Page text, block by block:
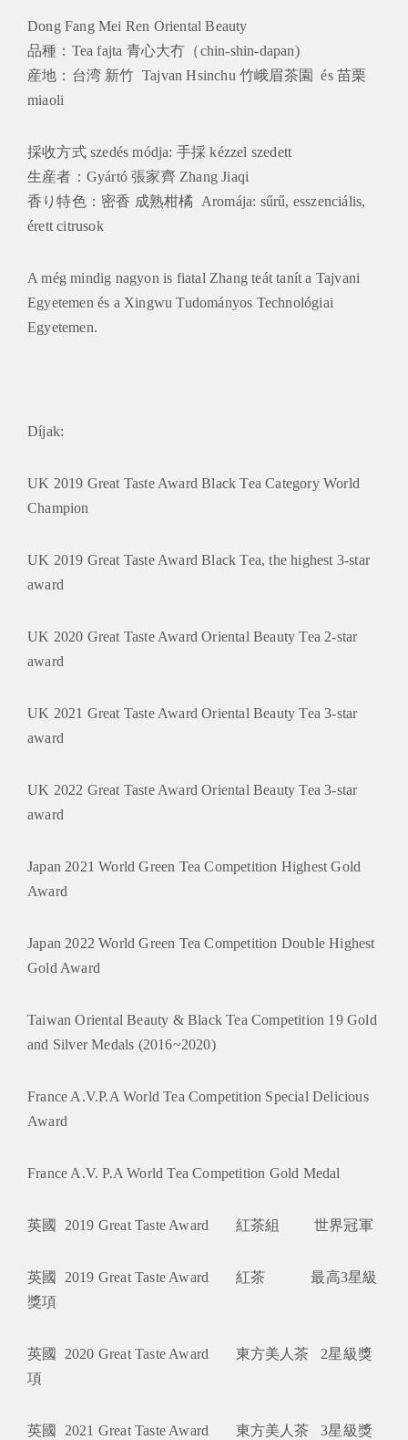
Dong Fang Mei Ren Oriental Beauty
品種：Tea fajta 青心大冇（chin-shin-dapan)
産地：台湾 新竹 Tajvan Hsinchu 竹峨眉茶園 és 苗栗
miaoli
採收方式 szedés módja: 手採 kézzel szedett
生産者：Gyártó 張家齊 Zhang Jiaqi
香り特色：密香 成熟柑橘 Aromája: sűrű, esszenciális,
érett citrusok
A még mindig nagyon is fiatal Zhang teát tanít a Tajvani
Egyetemen és a Xingwu Tudományos Technológiai
Egyetemen.
Díjak:
UK 2019 Great Taste Award Black Tea Category World
Champion
UK 2019 Great Taste Award Black Tea, the highest 3-star
award
UK 2020 Great Taste Award Oriental Beauty Tea 2-star
award
UK 2021 Great Taste Award Oriental Beauty Tea 3-star
award
UK 2022 Great Taste Award Oriental Beauty Tea 3-star
award
Japan 2021 World Green Tea Competition Highest Gold
Award
Japan 2022 World Green Tea Competition Double Highest
Gold Award
Taiwan Oriental Beauty & Black Tea Competition 19 Gold
and Silver Medals (2016~2020)
France A.V.P.A World Tea Competition Special Delicious
Award
France A.V. P.A World Tea Competition Gold Medal
英國 2019 Great Taste Award 紅茶組 世界冠軍
英國 2019 Great Taste Award 紅茶 最高3星級
獎項
英國 2020 Great Taste Award 東方美人茶 2星級獎
項
英國 2021 Great Taste Award 東方美人茶 3星級獎